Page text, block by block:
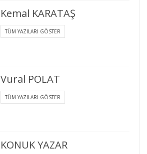
Kemal KARATAŞ
TÜM YAZILARI GÖSTER
Vural POLAT
TÜM YAZILARI GÖSTER
KONUK YAZAR